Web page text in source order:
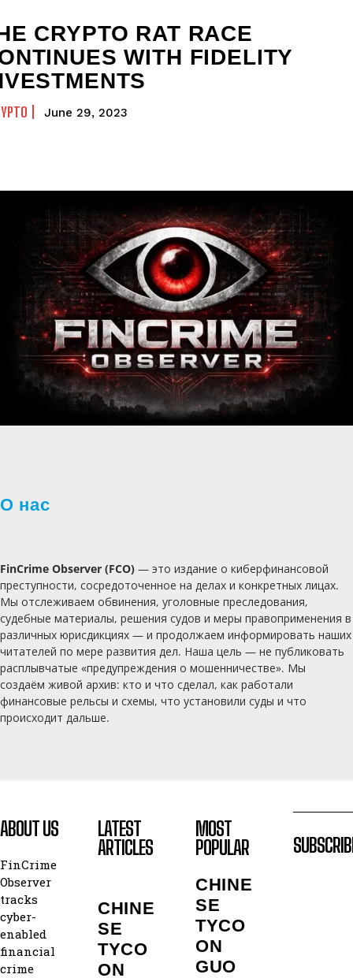
CRYPTO RAT RACE
WITH FIDELITY
June 29, 2023
О нас
FinCrime Observer (FCO) — это издание о киберфинансовой
преступности, сосредоточенное на делах и конкретных лицах.
Мы отслеживаем обвинения, уголовные преследования,
судебные материалы, решения судов и меры правоприменения в
различных юрисдикциях — и продолжаем информировать наших
читателей по мере развития дел. Наша цель — не публиковать
расплывчатые «предупреждения о мошенничестве». Мы
создаём живой архив: кто и что сделал, как работали
финансовые рельсы и схемы, что установили суды и что
происходит дальше.
ABOUT US
FinCrime
Observer
tracks
cyber-
enabled
financial
crime
LATEST
ARTICLES
CHINE
SE
TYCO
ON
MOST
POPULAR
CHINE
SE
TYCO
ON
GUO